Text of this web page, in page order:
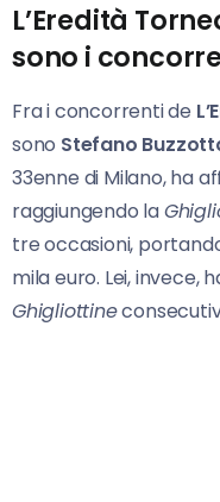
L’Eredità
sono i
Fra i concorrenti de
sono Stefano
33enne di Milano, ha
raggiungendo la
tre occasioni,
mila euro. Lei, invece,
Ghigliottine